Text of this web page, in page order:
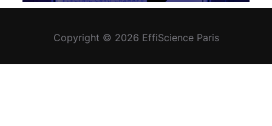
Copyright © 2026 EffiScience Paris